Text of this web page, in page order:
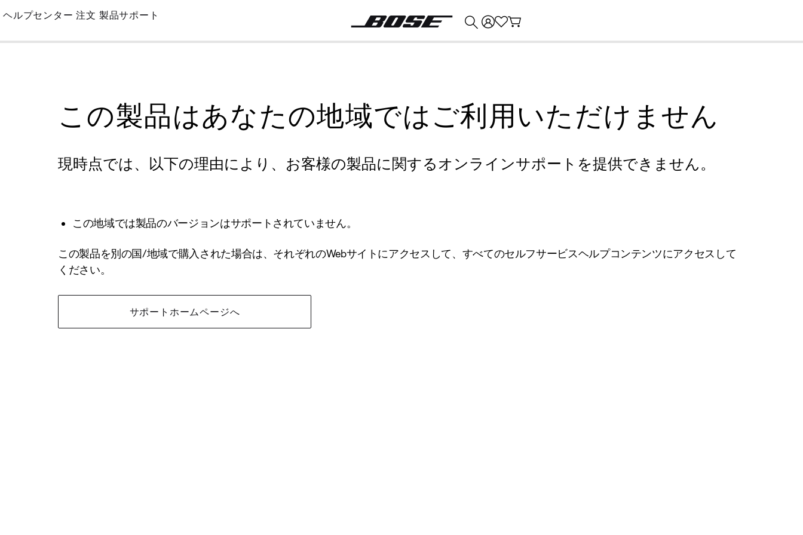
Skip
Main
ヘルプセンター 注文 製品サポート
この製品はあなたの地域ではご利用いただけません
現時点では、以下の理由により、お客様の製品に関するオンラインサポートを提供できません。
この地域では製品のバージョンはサポートされていません。
この製品を別の国/地域で購入された場合は、それぞれのWebサイトにアクセスして、すべてのセルフサービスヘルプコンテンツにアクセスして
ください。
サポートホームページへ